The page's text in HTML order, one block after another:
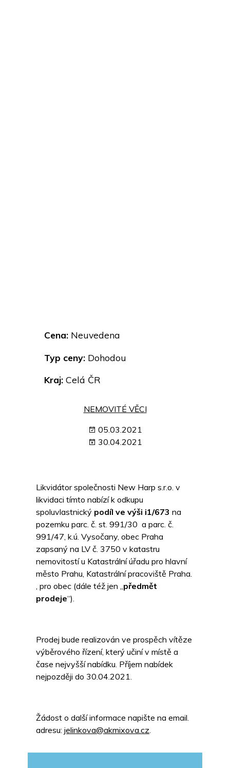
Cena: Neuvedena
Typ ceny: Dohodou
Kraj: Celá ČR
NEMOVITÉ VĚCI
05.03.2021
30.04.2021
Likvidátor společnosti New Harp s.r.o. v
likvidaci tímto nabízí k odkupu
spoluvlastnický podíl ve výši i1/673 na
pozemku parc. č. st. 991/30 a parc. č.
991/47, k.ú. Vysočany, obec Praha
zapsaný na LV č. 3750 v katastru
nemovitostí u Katastrální úřadu pro hlavní
město Prahu, Katastrální pracoviště Praha.
, pro obec (dále též jen „předmět
prodeje“).
Prodej bude realizován ve prospěch vítěze
výběrového řízení, který učiní v místě a
čase nejvyšší nabídku. Příjem nabídek
nejpozději do 30.04.2021.
Žádost o další informace napište na email.
adresu: jelinkova@akmixova.cz.